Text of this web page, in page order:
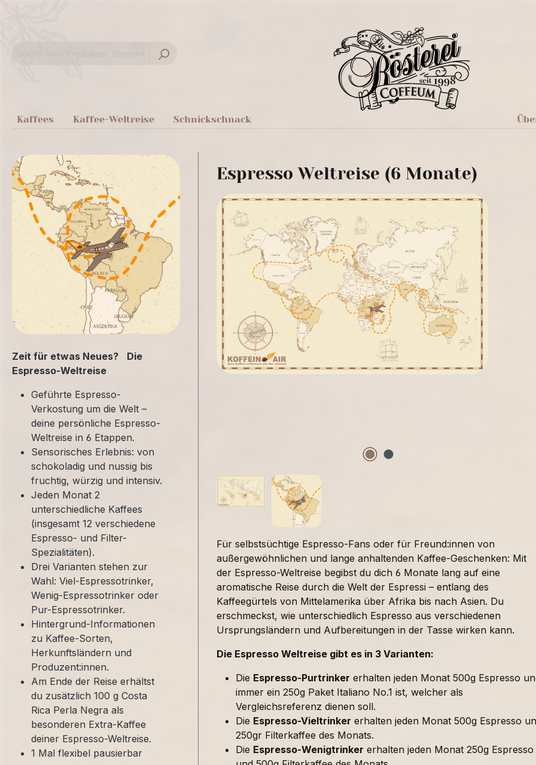
Kaffees Kaffee-Weltreise Schnickschnack
Zeit für etwas Neues? Die
Espresso-Weltreise
Geführte Espresso-
Verkostung um die Welt –
deine persönliche Espresso-
Weltreise in 6 Etappen.
Sensorisches Erlebnis: von
schokoladig und nussig bis
fruchtig, würzig und intensiv.
Jeden Monat 2
unterschiedliche Kaffees
(insgesamt 12 verschiedene
Espresso- und Filter-
Spezialitäten).
Drei Varianten stehen zur
Wahl: Viel-Espressotrinker,
Wenig-Espressotrinker oder
Pur-Espressotrinker.
Hintergrund-Informationen
zu Kaffee-Sorten,
Herkunftsländern und
Produzent:innen.
Am Ende der Reise erhältst
du zusätzlich 100 g Costa
Rica Perla Negra als
besonderen Extra-Kaffee
deiner Espresso-Weltreise.
1 Mal flexibel pausierbar
Espresso Weltreise (6 Monate)
Für selbstsüchtige Espresso-Fans oder für Freund:innen von
außergewöhnlichen und lange anhaltenden Kaffee-Geschenken: Mit
der Espresso-Weltreise begibst du dich 6 Monate lang auf eine
aromatische Reise durch die Welt der Espressi – entlang des
Kaffeegürtels von Mittelamerika über Afrika bis nach Asien. Du
erschmeckst, wie unterschiedlich Espresso aus verschiedenen
Ursprungsländern und Aufbereitungen in der Tasse wirken kann.
Die Espresso Weltreise gibt es in 3 Varianten:
Die Espresso-Purtrinker erhalten jeden Monat 500g Espresso
immer ein 250g Paket Italiano No.1 ist, welcher als
Vergleichsreferenz dienen soll.
Die Espresso-Vieltrinker erhalten jeden Monat 500g Espresso
250gr Filterkaffee des Monats.
Die Espresso-Wenigtrinker erhalten jeden Monat 250g Espresso